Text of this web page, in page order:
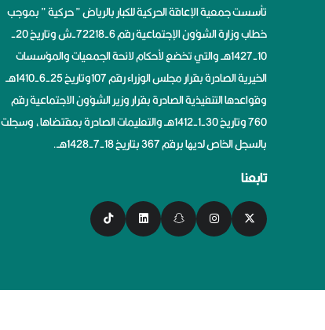
تأسست جمعية الإعاقة الحركية للكبار بالرياض ” حركية ” بموجب
خطاب وزارة الشؤون الإجتماعية رقم 6-72218-ش وتاريخ 20-
10-1427هــ والتي تخضع لأحكام لائحة الجمعيات والمؤسسات
الخيرية الصادرة بقرار مجلس الوزراء رقم 107وتاريخ 25-6-1410هــ
وقواعدها التنفيذية الصادرة بقرار وزير الشؤون الاجتماعية رقم
760 وتاريخ 30-1-1412هــ والتعليمات الصادرة بمقتضاها، وسجلت
بالسجل الخاص لديها برقم 367 بتاريخ 18-7-1428هــ.
تابعنا